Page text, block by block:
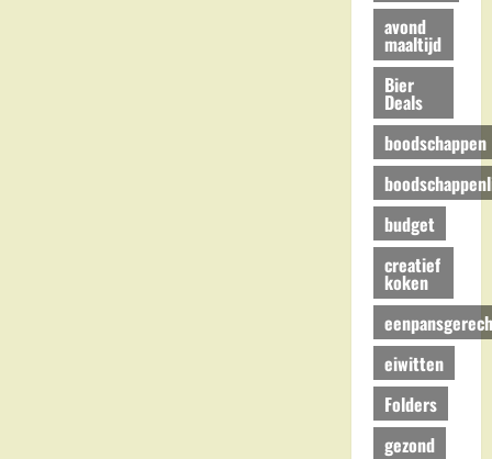
avond
maaltijd
Bier
Deals
boodschappen
budget
creatief
koken
eiwitten
Folders
gezond